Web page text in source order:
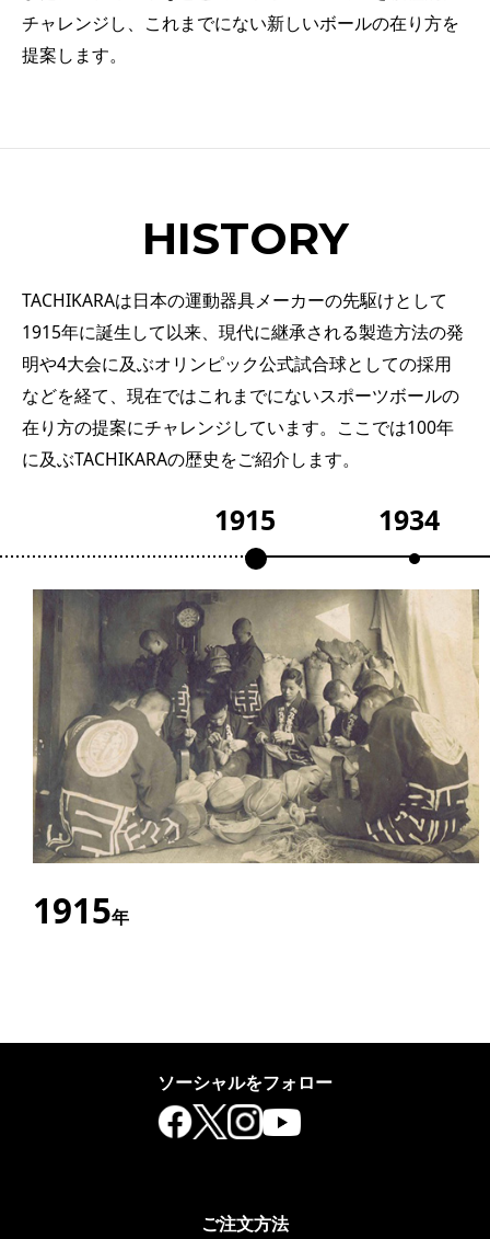
チャレンジし、これまでにない新しいボールの在り方を
提案します。
HISTORY
TACHIKARAは日本の運動器具メーカーの先駆けとして
1915年に誕生して以来、現代に継承される製造方法の発
明や4大会に及ぶオリンピック公式試合球としての採用
などを経て、現在ではこれまでにないスポーツボールの
在り方の提案にチャレンジしています。ここでは100年
に及ぶTACHIKARAの歴史をご紹介します。
1915 1934
1915年
前より日本橋や本郷、上野池之端といった東京の下町を
拠点に事業を展開。また関西、中国、韓国に支店を構
ソーシャルをフォロー
ご注文方法